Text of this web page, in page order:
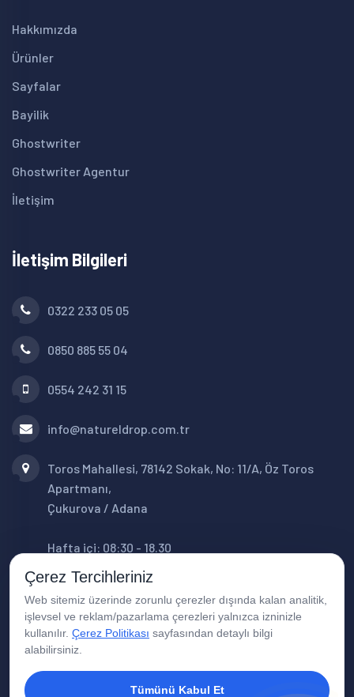
Hakkımızda
Ürünler
Sayfalar
Bayilik
Ghostwriter
Ghostwriter Agentur
İletişim
İletişim Bilgileri
0322 233 05 05
0850 885 55 04
0554 242 31 15
info@natureldrop.com.tr
Toros Mahallesi, 78142 Sokak, No: 11/A, Öz Toros
Apartmanı,
Çukurova / Adana
Hafta içi: 08:30 - 18.30
Cumartesi: 08:30 - 16:00
Çerez Tercihleriniz
Web sitemiz üzerinde zorunlu çerezler dışında kalan analitik,
işlevsel ve reklam/pazarlama çerezleri yalnızca izninizle
kullanılır. Çerez Politikası sayfasından detaylı bilgi
alabilirsiniz.
Tümünü Kabul Et